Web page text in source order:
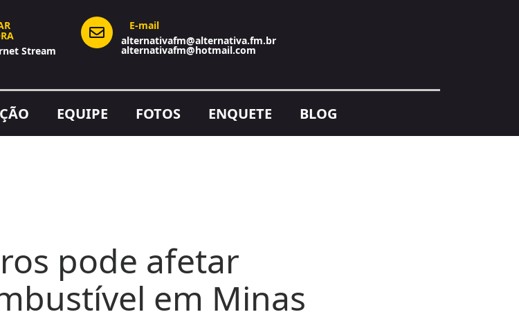
E-mail
alternativafm@alternativa.fm.br
alternativafm@hotmail.com
EQUIPE FOTOS ENQUETE BLOG
pode afetar
em Minas